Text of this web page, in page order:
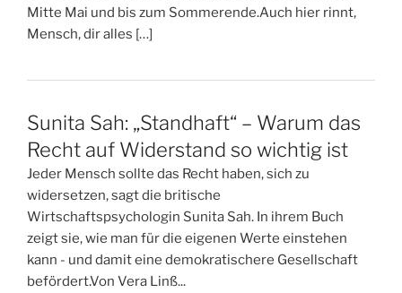
Mitte Mai und bis zum Sommerende.Auch hier rinnt,
Mensch, dir alles […]
Sunita Sah: „Standhaft“ – Warum das
Recht auf Widerstand so wichtig ist
Jeder Mensch sollte das Recht haben, sich zu
widersetzen, sagt die britische
Wirtschaftspsychologin Sunita Sah. In ihrem Buch
zeigt sie, wie man für die eigenen Werte einstehen
kann - und damit eine demokratischere Gesellschaft
befördert.Von Vera Linß...